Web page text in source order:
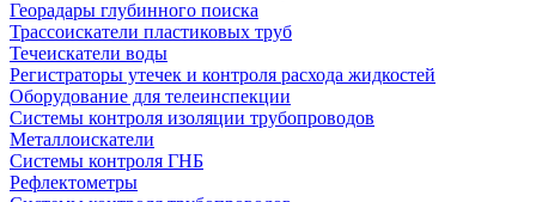
Георадары глубинного поиска
Трассоискатели пластиковых труб
Течеискатели воды
Регистраторы утечек и контроля расхода жидкостей
Оборудование для телеинспекции
Cистемы контроля изоляции трубопроводов
Металлоискатели
Системы контроля ГНБ
Рефлектометры